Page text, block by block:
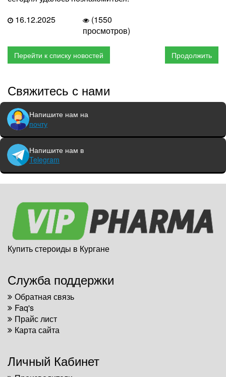
16.12.2025
(1550
просмотров)
Перейти к списку новостей Продолжить
Свяжитесь с нами
Напишите нам на
почту
Напишите нам в
Telegram
Купить стероиды в Кургане
Служба поддержки
Обратная связь
Faq's
Прайс лист
Карта сайта
Личный Кабинет